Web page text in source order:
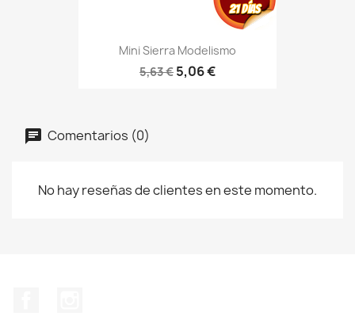
Mini Sierra Modelismo
5,63 € 5,06 €
Comentarios (0)
No hay reseñas de clientes en este momento.